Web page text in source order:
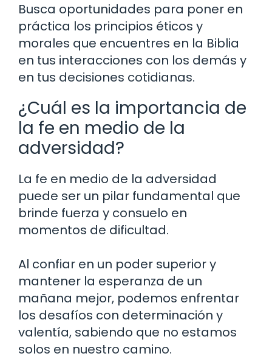
Busca oportunidades para poner en
práctica los principios éticos y
morales que encuentres en la Biblia
en tus interacciones con los demás y
en tus decisiones cotidianas.
¿Cuál es la importancia de
la fe en medio de la
adversidad?
La fe en medio de la adversidad
puede ser un pilar fundamental que
brinde fuerza y consuelo en
momentos de dificultad.
Al confiar en un poder superior y
mantener la esperanza de un
mañana mejor, podemos enfrentar
los desafíos con determinación y
valentía, sabiendo que no estamos
solos en nuestro camino.